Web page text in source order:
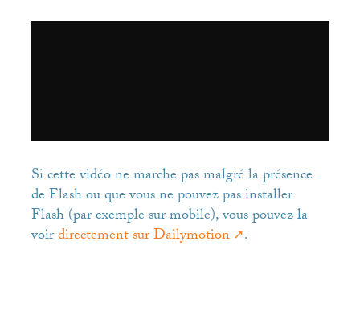
Si cette vidéo ne marche pas malgré la présence
de Flash ou que vous ne pouvez pas installer
Flash (par exemple sur mobile), vous pouvez la
voirdirectement sur Dailymotion .